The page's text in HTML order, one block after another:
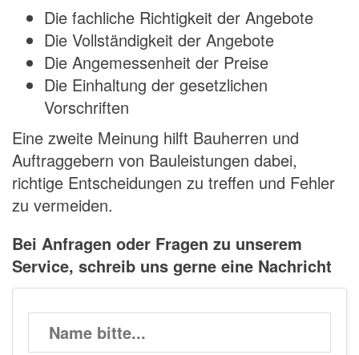
Die fachliche Richtigkeit der Angebote
Die Vollständigkeit der Angebote
Die Angemessenheit der Preise
Die Einhaltung der gesetzlichen
Vorschriften
Eine zweite Meinung hilft Bauherren und
Auftraggebern von Bauleistungen dabei,
richtige Entscheidungen zu treffen und Fehler
zu vermeiden.
Bei Anfragen oder Fragen zu unserem
Service, schreib uns gerne eine Nachricht